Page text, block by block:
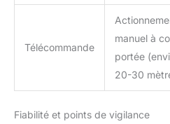
LCD
Télécommande
manuel à
portée
20-30
Fiabilité et points de vigilance